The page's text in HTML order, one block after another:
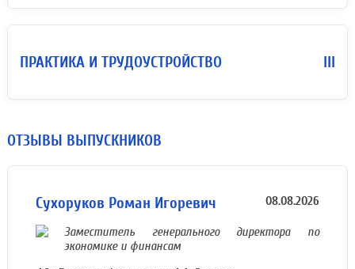
ПРАКТИКА И ТРУДОУСТРОЙСТВО III
ОТЗЫВЫ ВЫПУСКНИКОВ
Сухоруков Роман Игоревич 08.08.2026
Заместитель генерального директора по
экономике и финансам